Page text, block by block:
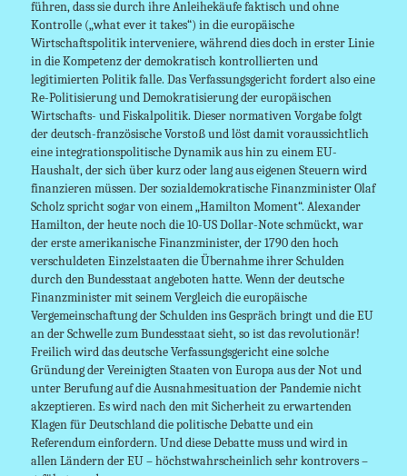
führen, dass sie durch ihre Anleihekäufe faktisch und ohne
Kontrolle („what ever it takes“) in die europäische
Wirtschaftspolitik interveniere, während dies doch in erster Linie
in die Kompetenz der demokratisch kontrollierten und
legitimierten Politik falle. Das Verfassungsgericht fordert also eine
Re-Politisierung und Demokratisierung der europäischen
Wirtschafts- und Fiskalpolitik. Dieser normativen Vorgabe folgt
der deutsch-französische Vorstoß und löst damit voraussichtlich
eine integrationspolitische Dynamik aus hin zu einem EU-
Haushalt, der sich über kurz oder lang aus eigenen Steuern wird
finanzieren müssen. Der sozialdemokratische Finanzminister Olaf
Scholz spricht sogar von einem „Hamilton Moment“. Alexander
Hamilton, der heute noch die 10-US Dollar-Note schmückt, war
der erste amerikanische Finanzminister, der 1790 den hoch
verschuldeten Einzelstaaten die Übernahme ihrer Schulden
durch den Bundesstaat angeboten hatte. Wenn der deutsche
Finanzminister mit seinem Vergleich die europäische
Vergemeinschaftung der Schulden ins Gespräch bringt und die EU
an der Schwelle zum Bundesstaat sieht, so ist das revolutionär!
Freilich wird das deutsche Verfassungsgericht eine solche
Gründung der Vereinigten Staaten von Europa aus der Not und
unter Berufung auf die Ausnahmesituation der Pandemie nicht
akzeptieren. Es wird nach den mit Sicherheit zu erwartenden
Klagen für Deutschland die politische Debatte und ein
Referendum einfordern. Und diese Debatte muss und wird in
allen Ländern der EU – höchstwahrscheinlich sehr kontrovers –